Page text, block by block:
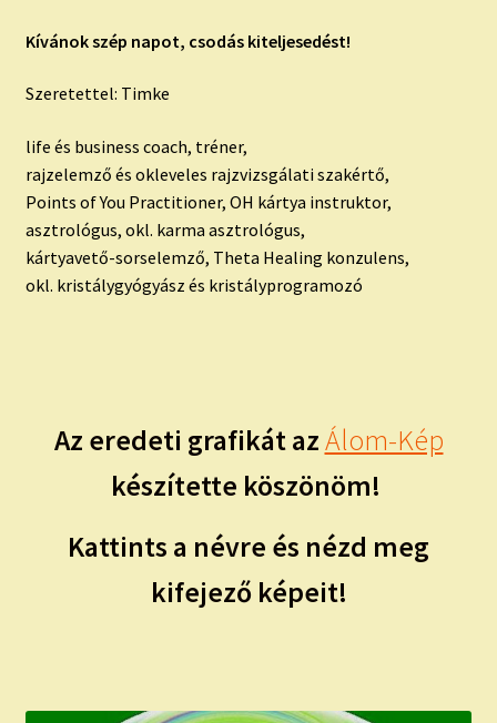
Kívánok szép napot, csodás kiteljesedést!
Szeretettel: Timke
life és business coach, tréner,
rajzelemző és okleveles rajzvizsgálati szakértő,
Points of You Practitioner, OH kártya instruktor,
asztrológus, okl. karma asztrológus,
kártyavető-sorselemző, Theta Healing konzulens,
okl. kristálygyógyász és kristályprogramozó
Az eredeti grafikát azÁlom-Kép
készítette köszönöm!
Kattints a névre és nézd meg
kifejező képeit!